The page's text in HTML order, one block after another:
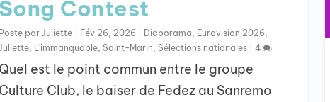
Song Contest
Posté par Juliette| Fév 26, 2026| Diaporama Eurovision 2026,
Juliette, L'immanquable, Saint-Marin Sélections nationales| 4
Quel est le point commun entre le groupe
Culture Club, le baiser de Fedez au Sanremo